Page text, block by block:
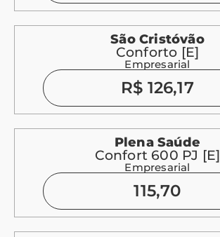
São Cristóvão
Conforto [E]
Empresarial
R$ 126,17
Plena Saúde
Confort 600 PJ [E]
Empresarial
115,70